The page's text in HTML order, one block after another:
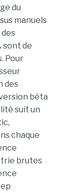
du
manuels
sont de
Pour
des
bêta
suit un
chaque
brutes